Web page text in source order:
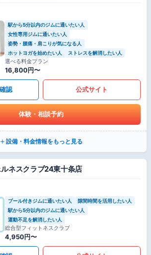
駅から5分以内のジムに通いたい人
女性専用ジムに通いたい人
姿勢・腰痛・肩こりが気になる人
ホットヨガを始めたい人
ストレスを解消したい人
選べる料金プラン
16,800円〜
認 公式サイト
体験・相談予約
設備・料金情報をもっと見る
ネスクラブ24東十条店
プール付きジムに通いたい人
隙間時間を活用したい人
駅から5分以内のジムに通いたい人
運動不足を解消したい人
総合型フィットネスクラブ
4,950円〜